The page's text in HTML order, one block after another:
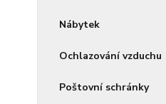
Nábytek
Ochlazování vzduchu
Poštovní schránky